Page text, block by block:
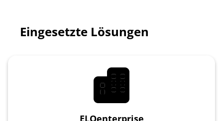
Eingesetzte Lösungen
ELOenterprise